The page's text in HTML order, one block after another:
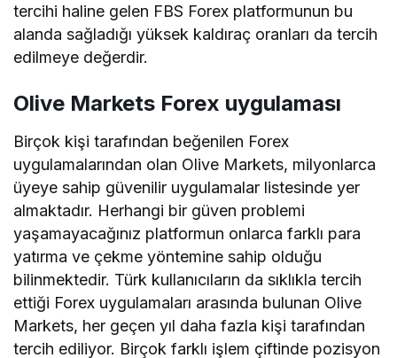
tercihi haline gelen FBS Forex platformunun bu
alanda sağladığı yüksek kaldıraç oranları da tercih
edilmeye değerdir.
Olive Markets Forex uygulaması
Birçok kişi tarafından beğenilen Forex
uygulamalarından olan Olive Markets, milyonlarca
üyeye sahip güvenilir uygulamalar listesinde yer
almaktadır. Herhangi bir güven problemi
yaşamayacağınız platformun onlarca farklı para
yatırma ve çekme yöntemine sahip olduğu
bilinmektedir. Türk kullanıcıların da sıklıkla tercih
ettiği Forex uygulamaları arasında bulunan Olive
Markets, her geçen yıl daha fazla kişi tarafından
tercih ediliyor. Birçok farklı işlem çiftinde pozisyon